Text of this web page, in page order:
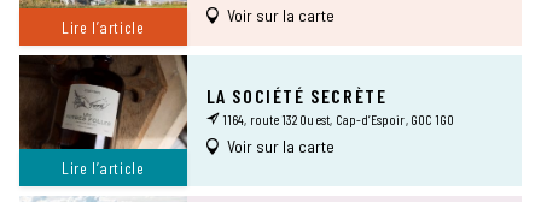
Lire l’article
Voir sur la carte
Lire l’article
LA SOCIÉTÉ SECRÈTE
1164, route 132 Ouest, Cap-d’Espoir, G0C 1G0
Voir sur la carte